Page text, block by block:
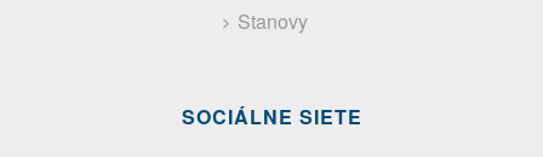
Stanovy
SOCIÁLNE SIETE